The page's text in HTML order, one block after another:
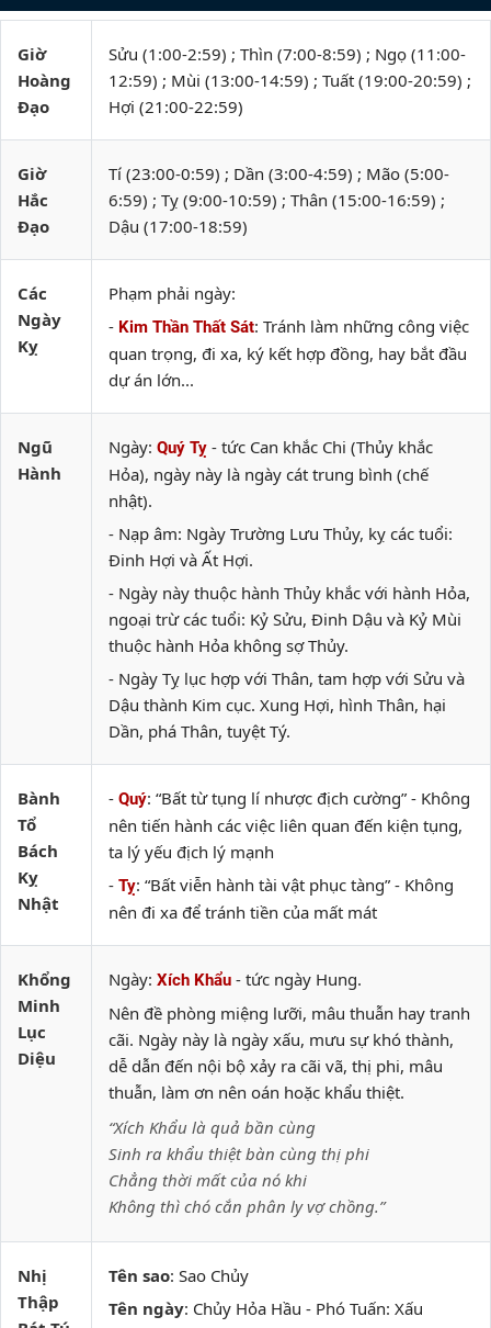
Giờ
Hoàng
Đạo
Sửu (1:00-2:59) ; Thìn (7:00-8:59) ; Ngọ (11:00-
12:59) ; Mùi (13:00-14:59) ; Tuất (19:00-20:59) ;
Hợi (21:00-22:59)
Giờ
Hắc
Đạo
Tí (23:00-0:59) ; Dần (3:00-4:59) ; Mão (5:00-
6:59) ; Tỵ (9:00-10:59) ; Thân (15:00-16:59) ;
Dậu (17:00-18:59)
Các
Ngày
Kỵ
Phạm phải ngày:
- Kim Thần Thất Sát: Tránh làm những công việc
quan trọng, đi xa, ký kết hợp đồng, hay bắt đầu
dự án lớn...
Ngũ
Hành
Ngày: Quý Tỵ - tức Can khắc Chi (Thủy khắc
Hỏa), ngày này là ngày cát trung bình (chế
nhật).
- Nạp âm: Ngày Trường Lưu Thủy, kỵ các tuổi:
Đinh Hợi và Ất Hợi.
- Ngày này thuộc hành Thủy khắc với hành Hỏa,
ngoại trừ các tuổi: Kỷ Sửu, Đinh Dậu và Kỷ Mùi
thuộc hành Hỏa không sợ Thủy.
- Ngày Tỵ lục hợp với Thân, tam hợp với Sửu và
Dậu thành Kim cục. Xung Hợi, hình Thân, hại
Dần, phá Thân, tuyệt Tý.
Bành
Tổ
Bách
Kỵ
Nhật
- Quý: “Bất từ tụng lí nhược địch cường” - Không
nên tiến hành các việc liên quan đến kiện tụng,
ta lý yếu địch lý mạnh
- Tỵ: “Bất viễn hành tài vật phục tàng” - Không
nên đi xa để tránh tiền của mất mát
Khổng
Minh
Lục
Diệu
Ngày: Xích Khẩu - tức ngày Hung.
Nên đề phòng miệng lưỡi, mâu thuẫn hay tranh
cãi. Ngày này là ngày xấu, mưu sự khó thành,
dễ dẫn đến nội bộ xảy ra cãi vã, thị phi, mâu
thuẫn, làm ơn nên oán hoặc khẩu thiệt.
“Xích Khẩu là quả bần cùng
Sinh ra khẩu thiệt bàn cùng thị phi
Chẳng thời mất của nó khi
Không thì chó cắn phân ly vợ chồng.”
Nhị
Thập
Tên sao: Sao Chủy
Tên ngày: Chủy Hỏa Hầu - Phó Tuấn: Xấu